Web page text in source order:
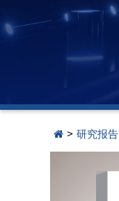
> 研究报告